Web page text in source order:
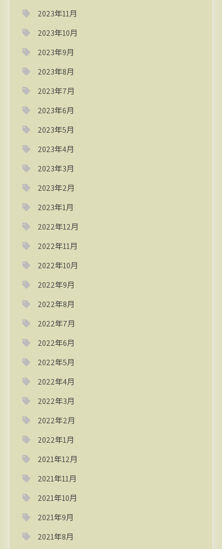
2023年11月
2023年10月
2023年9月
2023年8月
2023年7月
2023年6月
2023年5月
2023年4月
2023年3月
2023年2月
2023年1月
2022年12月
2022年11月
2022年10月
2022年9月
2022年8月
2022年7月
2022年6月
2022年5月
2022年4月
2022年3月
2022年2月
2022年1月
2021年12月
2021年11月
2021年10月
2021年9月
2021年8月